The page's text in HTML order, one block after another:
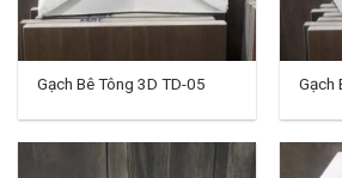
Gạch Bê Tông 3D TD-05 Gạch